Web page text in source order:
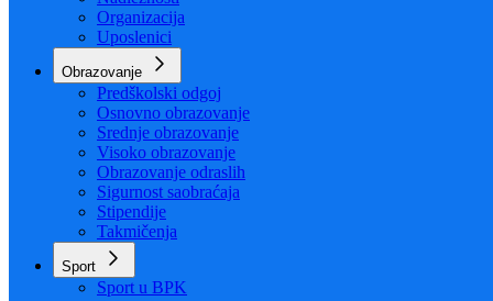
Ministarstvo
Ministar
Nadležnosti
Organizacija
Uposlenici
Obrazovanje
Predškolski odgoj
Osnovno obrazovanje
Srednje obrazovanje
Visoko obrazovanje
Obrazovanje odraslih
Sigurnost saobraćaja
Stipendije
Takmičenja